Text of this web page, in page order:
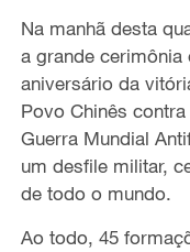
Na manhã desta
a grande cerimônia
aniversário da
Povo Chinês
Guerra Mundial
um desfile militar,
detodo o mundo.
Ao todo, 45